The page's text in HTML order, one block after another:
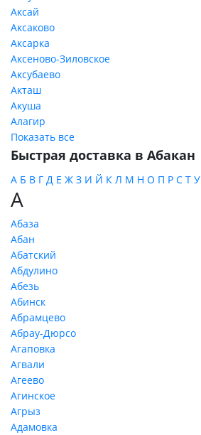
Аксай
Аксаково
Аксарка
Аксеново-Зиловское
Аксубаево
Акташ
Акуша
Алагир
Показать все
Быстрая доставка в Абакан
А Б В Г Д Е Ж З И Й К Л М Н О П Р С Т У
А
Абаза
Абан
Абатский
Абдулино
Абезь
Абинск
Абрамцево
Абрау-Дюрсо
Агаповка
Агвали
Агеево
Агинское
Агрыз
Адамовка